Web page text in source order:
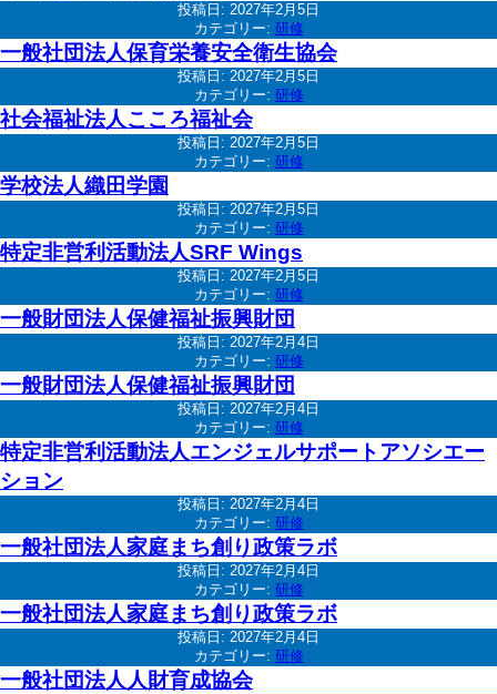
投稿日: 2027年2月5日
カテゴリー: 研修
一般社団法人保育栄養安全衛生協会
投稿日: 2027年2月5日
カテゴリー: 研修
社会福祉法人こころ福祉会
投稿日: 2027年2月5日
カテゴリー: 研修
学校法人織田学園
投稿日: 2027年2月5日
カテゴリー: 研修
特定非営利活動法人SRF Wings
投稿日: 2027年2月5日
カテゴリー: 研修
一般財団法人保健福祉振興財団
投稿日: 2027年2月4日
カテゴリー: 研修
一般財団法人保健福祉振興財団
投稿日: 2027年2月4日
カテゴリー: 研修
特定非営利活動法人エンジェルサポートアソシエー
ション
投稿日: 2027年2月4日
カテゴリー: 研修
一般社団法人家庭まち創り政策ラボ
投稿日: 2027年2月4日
カテゴリー: 研修
一般社団法人家庭まち創り政策ラボ
投稿日: 2027年2月4日
カテゴリー: 研修
一般社団法人人財育成協会